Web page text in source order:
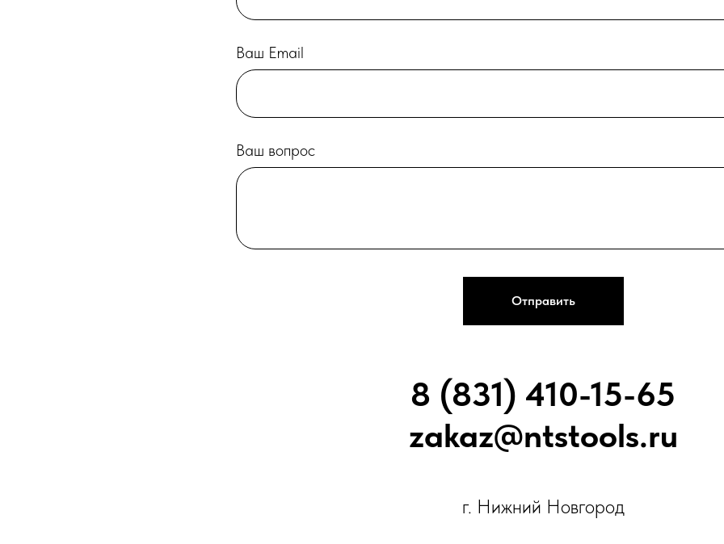
Ваш Email
Ваш вопрос
Отправить
8 (831) 410-15-65
zakaz@ntstools.ru
г. Нижний Новгород